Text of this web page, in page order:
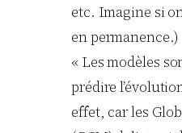
etc. Imagine si
en permanence.)
« Les modèles
prédire
effet, car les